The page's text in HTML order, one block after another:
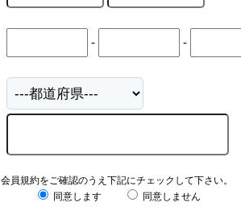
- -
会員規約をご確認のうえ下記にチェックして下さい。
同意します
同意しません